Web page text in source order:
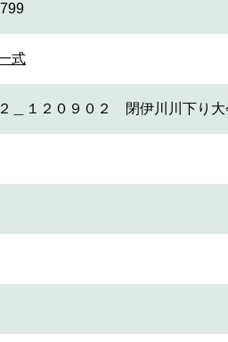
式
＿１２０９０２ 閉伊川川下り大